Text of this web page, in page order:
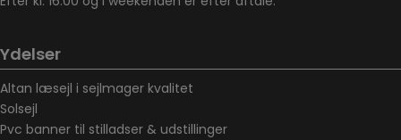
Ydelser
Altan læsejl i sejlmager kvalitet
Solsejl
Pvc banner til stilladser & udstillinger